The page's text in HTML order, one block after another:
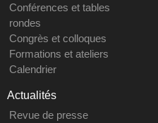
Conférences et tables
rondes
Congrès et colloques
Formations et ateliers
Calendrier
Actualités
Revue de presse